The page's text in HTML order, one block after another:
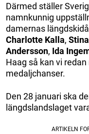
Därmed ställer
namnkunnig
damernas
Charlotte Kalla,
Andersson, Ida
Haag så kan vi
medaljchanser.
Den 28 januari ska
längdslandslaget